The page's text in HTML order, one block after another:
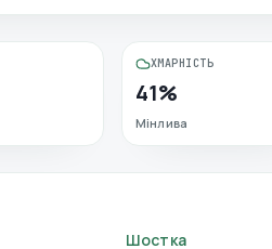
ХМАРНІСТЬ
41%
Мінлива
Шостка